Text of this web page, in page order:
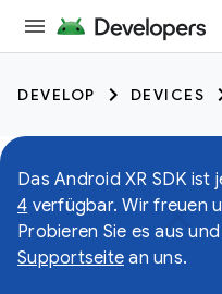
DEVELOP DEVICES
Das Android XR SDK ist
4 verfügbar. Wir freuen
Probieren Sie es aus
Supportseite an uns.